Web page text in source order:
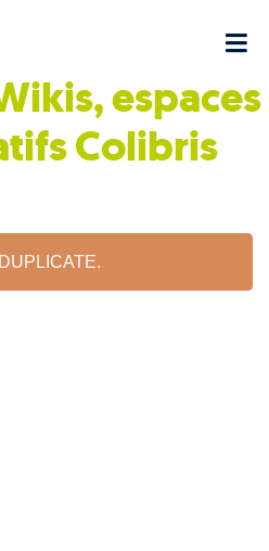
espaces
Colibris